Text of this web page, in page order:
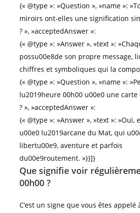
{« @type »: »Question », »name »:
miroirs ont-elles une signification
? », »acceptedAnswer »:
{« @type »: »Answer », »text »:
possu00e8de son propre message,
chiffres et symboliques qui la
{« @type »: »Question », »name »:
lu2019heure 00h00 u00e0 une
? », »acceptedAnswer »:
{« @type »: »Answer », »text »: »Oui,
u00e0 lu2019arcane du Mat, qui
libertu00e9, aventure et parfois
du00e9routement. »}}]}
Que signifie voir
00h00 ?
C’est un signe que vous êtes